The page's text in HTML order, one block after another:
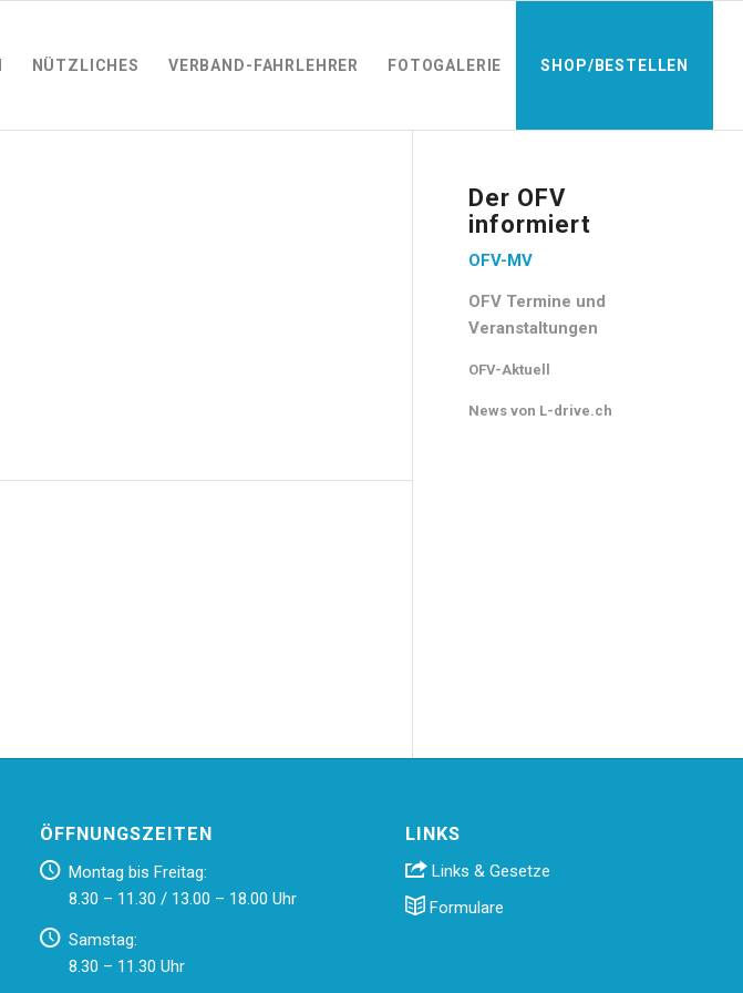
NÜTZLICHES VERBAND-FAHRLEHRER FOTOGALERIE SHOP/BESTELLEN
Der OFV
informiert
OFV-MV
OFV Termine und
Veranstaltungen
OFV-Aktuell
News von L-drive.ch
ÖFFNUNGSZEITEN
Montag bis Freitag:
8.30 – 11.30 / 13.00 – 18.00 Uhr
Samstag:
8.30 – 11.30 Uhr
LINKS
Links & Gesetze
Formulare